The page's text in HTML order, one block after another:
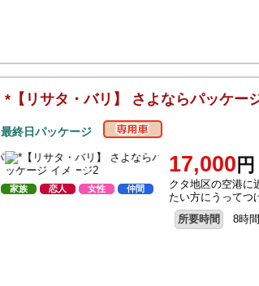
*【リサタ・バリ】 さよならパッケー
最終日パッケージ
家族 恋人 女性 仲間
17,000 円
クタ地区の空港に
たい方にうってつ
所要時間
8時間